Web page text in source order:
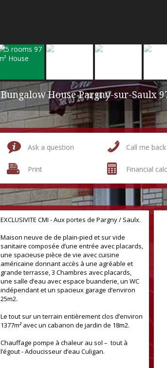
Bungalow House Pargny-sur-Saulx
Ask a question Call me back
Print Financial
EXCLUSIVITE CMI - Aux portes de Pargny / Saulx.
Maison neuve de de plain-pied et sur vide
sanitaire composée d’une entrée avec placards,
une spacieuse pièce de vie avec cuisine
américaine donnant accès à une agréable et
grande terrasse, 3 Chambres avec placards,
une salle d’eau avec espace buanderie, un WC
indépendant et un spacieux garage d’environ
25m2.
Le tout sur un terrain entièrement clos d’environ
1377m² avec un cabanon de jardin de 18m2.
Chauffage pompe à chaleur au sol – tout à
l’égout - Adoucisseur d’eau Culigan.